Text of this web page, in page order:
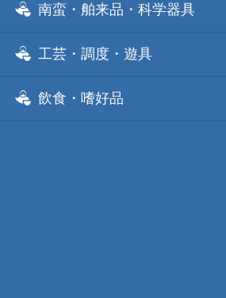
南蛮・舶来品・科学器具
工芸・調度・遊具
飲食・嗜好品